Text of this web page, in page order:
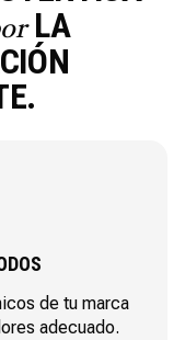
LA
de tu marca
adecuado.